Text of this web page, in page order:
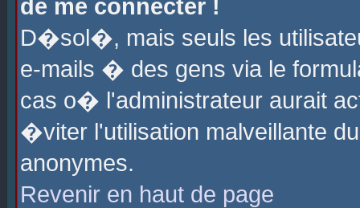
de me connecter !
D�sol�, mais seuls les
e-mails � des gens via le
cas o� l'administrateur aurait
�viter l'utilisation malveillante
anonymes.
Revenir en haut de page